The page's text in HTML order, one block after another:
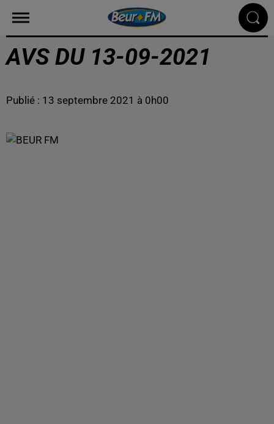
AVS DU 13-09-2021
Publié : 13 septembre 2021 à 0h00